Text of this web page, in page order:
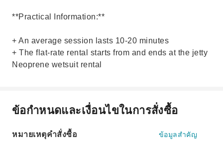
**Practical Information:**
+ An average session lasts 10-20 minutes
+ The flat-rate rental starts from and ends at the jetty
Neoprene wetsuit rental
ข้อกำหนดและเงื่อนไขในการสั่งซื้อ
หมายเหตุคำสั่งซื้อ ข้อมูลสำคัญ